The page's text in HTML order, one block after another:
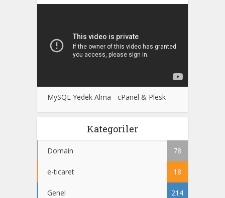
MySQL Yedek Alma - cPanel & Plesk
Kategoriler
Domain 78
e-ticaret 18
Genel 214